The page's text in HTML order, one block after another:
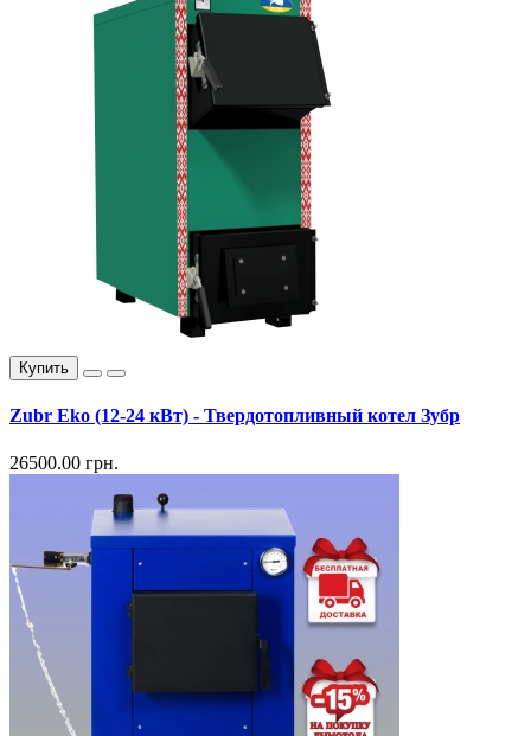
Купить
Zubr Eko (12-24 кВт) - Твердотопливный котел Зубр
26500.00 грн.